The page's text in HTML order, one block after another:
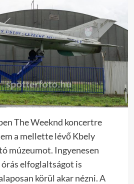
The Weeknd koncertre
a mellette lévő Kbely
múzeumot. Ingyenesen
elfoglaltságot is
körül akar nézni. A